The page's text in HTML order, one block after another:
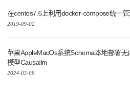
在centos7.6上利用docker-compose统一
2019-09-02
苹果AppleMacOs系统Sonoma本地部署
模型Causallm
2024-03-09